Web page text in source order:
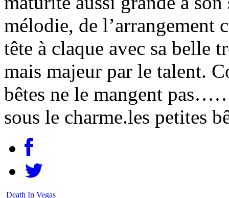
mélodie, de l’arrangement
tête à claque avec sa belle
mais majeur par le talent.
bêtes ne le mangent
sous le charme.les petites
Death In Vegas